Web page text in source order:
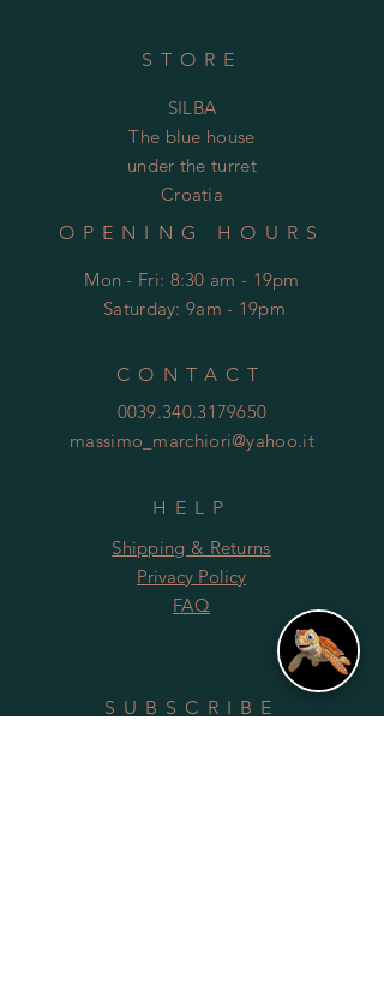
STORE
SILBA
The blue house
under the turret
Croatia
OPENING HOURS
Mon - Fri: 8:30 am - 19pm
Saturday: 9am - 19pm
CONTACT
0039.340.3179650
massimo_marchiori@yahoo.it
HELP
Shipping & Returns
Privacy Policy
FAQ
SUBSCRIBE